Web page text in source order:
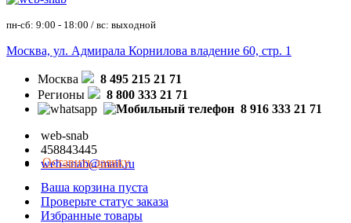
пн-сб: 9:00 - 18:00 / вс: выходной
Москва, ул. Адмирала Корнилова владение 60, стр. 1
Москва
8 495 215 21 71
Регионы
8 800 333 21 71
8 916 333 21 71
web-snab
458843445
web-snab@mail.ru
Оставить заявку
Ваша корзина пуста
Проверьте статус заказа
Избранные товары